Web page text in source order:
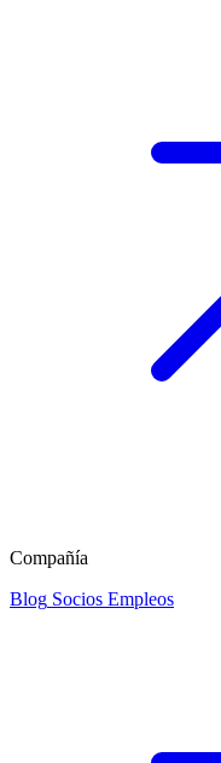
Compañía
Blog Socios Empleos